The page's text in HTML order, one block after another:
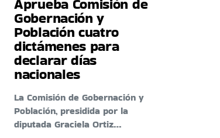
Gobernación y
Población cuatro
dictámenes para
declarar días
nacionales
La Comisión de Gobernación y
Población, presidida por la
diputada Graciela Ortiz…